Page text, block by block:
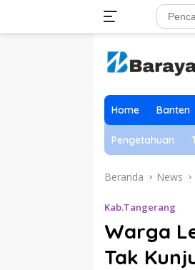
Home Banten
Pengetahuan
Beranda News
Kab.Tangerang
Warga
Tak